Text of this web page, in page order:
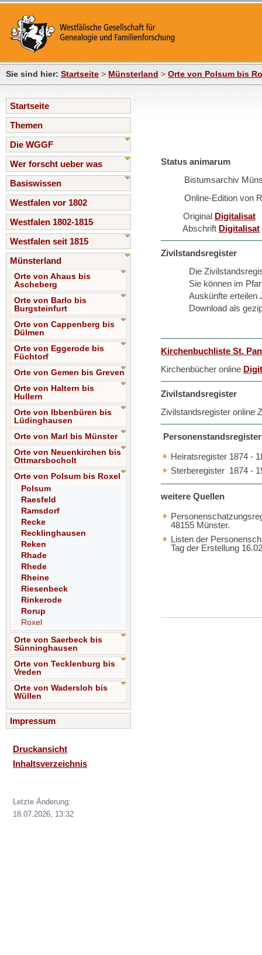
Sie sind hier: Startseite > Münsterland > Orte von Polsum bis
Startseite
Themen
Die WGGF
Wer forscht ueber was
Basiswissen
Westfalen vor 1802
Westfalen 1802-1815
Westfalen seit 1815
Münsterland
Orte von Ahaus bis
Ascheberg
Orte von Barlo bis
Burgsteinfurt
Orte von Cappenberg bis
Dülmen
Orte von Eggerode bis
Füchtorf
Orte von Gemen bis Greven
Orte von Haltern bis
Hullern
Orte von Ibbenbüren bis
Lüdinghausen
Orte von Marl bis Münster
Orte von Neuenkirchen bis
Ottmarsbocholt
Orte von Polsum bis Roxel
Polsum
Raesfeld
Ramsdorf
Recke
Recklinghausen
Reken
Rhade
Rhede
Rheine
Riesenbeck
Rinkerode
Rorup
Roxel
Orte von Saerbeck bis
Sünninghausen
Orte von Tecklenburg bis
Vreden
Orte von Wadersloh bis
Wüllen
Impressum
Druckansicht
Inhaltsverzeichnis
Letzte Änderung:
18.07.2026, 13:32
Status animarum
Bistumsarchiv
Online-Edition von
Original Digitalisat
Abschrift Digitalisat
Zivilstandsregister
Die
Sie können im
Auskünfte erteilen
Download als
Kirchenbuchliste St.
Kirchenbücher online
Zivilstandsregister
Zivilstandsregister online
Heiratsregister 1874 -
Sterberegister 1874 -
weitere Quellen
48155 Münster.
Listen der
Tag der Erstellung